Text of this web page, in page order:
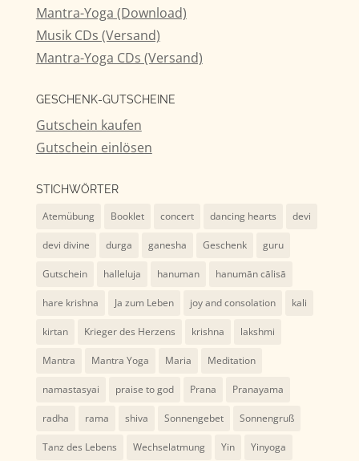
Mantra-Yoga (Download)
Musik CDs (Versand)
Mantra-Yoga CDs (Versand)
GESCHENK-GUTSCHEINE
Gutschein kaufen
Gutschein einlösen
STICHWÖRTER
Atemübung Booklet concert dancing hearts devi
devi divine durga ganesha Geschenk guru
Gutschein halleluja hanuman hanumān cālisā
hare krishna Ja zum Leben joy and consolation kali
kirtan Krieger des Herzens krishna lakshmi
Mantra Mantra Yoga Maria Meditation
namastasyai praise to god Prana Pranayama
radha rama shiva Sonnengebet Sonnengruß
Tanz des Lebens Wechselatmung Yin Yinyoga